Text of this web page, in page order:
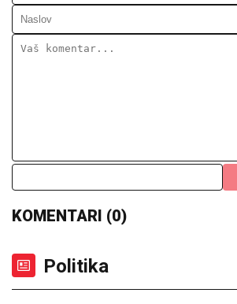
KOMENTARI (0)
Politika